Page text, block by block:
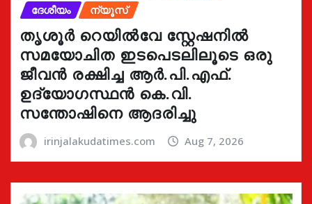
ദേശീയം
ന്യൂസ്
തൃശൂർ റെയിൽവേ സ്റ്റേഷനിൽ
സമയോചിത ഇടപെടലിലൂടെ ഒരു
ജീവൻ രക്ഷിച്ച ആർ.പി.എഫ്.
ഉദ്യോഗസ്ഥൻ കെ.വി.
സന്തോഷിനെ ആദരിച്ചു
irinjalakudatimes.com Aug 7, 2026